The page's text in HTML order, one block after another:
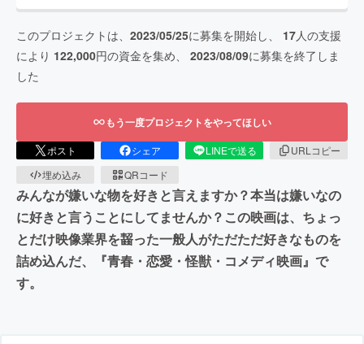
このプロジェクトは、 2023/05/25に募集を開始し、 17人の支援
により 122,000円の資金を集め、 2023/08/09に募集を終了しま
した
もう一度プロジェクトをやってほしい
ポスト シェア LINEで送る
URLコピー
埋め込み
QRコード
みんなが嫌いな物を好きと言えますか？本当は嫌いなの
に好きと言うことにしてませんか？この映画は、ちょっ
とだけ映像業界を齧った一般人がただただ好きなものを
詰め込んだ、『青春・恋愛・怪獣・コメディ映画』で
す。